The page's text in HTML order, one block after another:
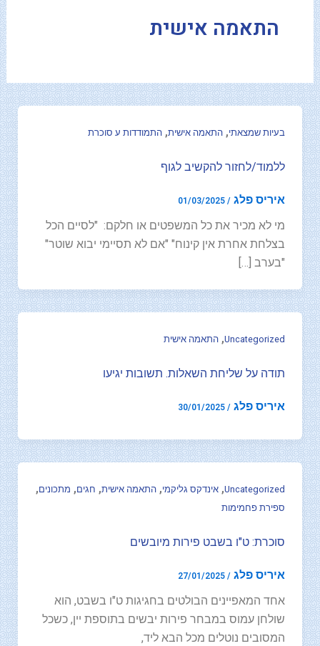
f
התאמה אישית
בעיות שמצאתי, התאמה אישית, התמודדות ע סוכרת
ללמוד/לחזור להקשיב לגוף
איריס פלג /
01/03/2025
מי לא מכיר את כל המשפטים או חלקם: "לסיים הכל
בצלחת אחרת אין קינוח" "אם לא תסיימי יבוא שוטר"
"בערב […]
Uncategorized
, התאמה אישית
תודה על שליחת השאלות. תשובות יגיעו
איריס פלג /
30/01/2025
Uncategorized
, אינדקס גליקמי, התאמה אישית, חגים, מתכונים,
ספירת פחמימות
סוכרת: ט"ו בשבט פירות מיובשים
איריס פלג /
27/01/2025
אחד המאפיינים הבולטים בחגיגות ט"ו בשבט, הוא
שולחן עמוס במבחר פירות יבשים בתוספת יין, כשכל
המסובים נוטלים מכל הבא ליד,